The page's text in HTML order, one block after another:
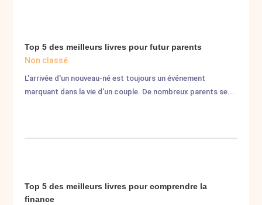
Top 5 des meilleurs livres pour futur parents
Non classé
L'arrivée d'un nouveau-né est toujours un événement
marquant dans la vie d'un couple. De nombreux parents se...
Top 5 des meilleurs livres pour comprendre la
finance